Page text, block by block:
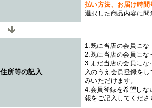
払い方法、お届け時
選択した商品内容に
所等の記入
1.既に当店の会員にな
2.既に当店の会員にな
3.まだ当店の会員にな
入のうえ会員登録を
みいただけます。
4.会員登録を希望しな
報をご記入してくださ